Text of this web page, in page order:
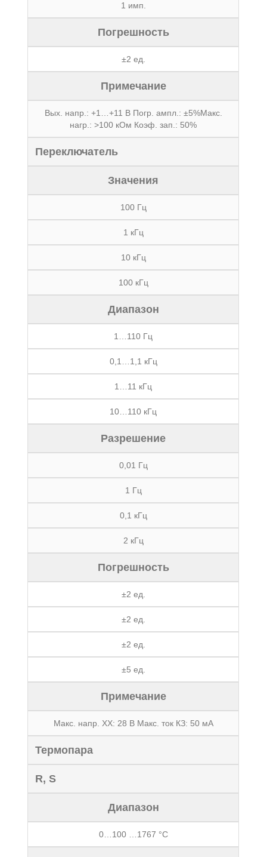
1 имп.
Погрешность
±2 ед.
Примечание
Вых. напр.: +1…+11 В Погр. ампл.: ±5%Макс.
нагр.: >100 кОм Коэф. зап.: 50%
Переключатель
Значения
100 Гц
1 кГц
10 кГц
100 кГц
Диапазон
1…110 Гц
0,1…1,1 кГц
1…11 кГц
10…110 кГц
Разрешение
0,01 Гц
1 Гц
0,1 кГц
2 кГц
Погрешность
±2 ед.
±2 ед.
±2 ед.
±5 ед.
Примечание
Макс. напр. ХХ: 28 В Макс. ток КЗ: 50 мА
Термопара
R, S
Диапазон
0…100 …1767 °С